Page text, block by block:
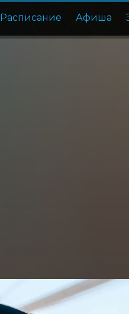
Расписание Афиша